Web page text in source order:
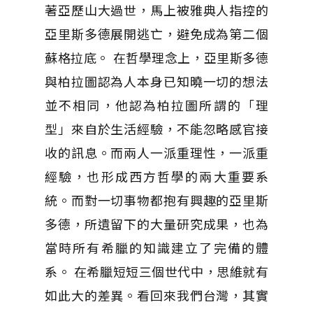
著亞歷山大過世，馬上被雅典人指控的
亞里斯多德展開逃亡，避免成為第二個
蘇格拉底。 在哲學理念上，亞里斯多德
與柏拉圖認為人本身已知曉一切的想法
並不相同，他認為柏拉圖所謂的「理
型」來自於生活經驗，不能忽略感官接
收的訊息。而兩人一派重理性，一派重
經驗，也形成西方哲學的兩大重要系
統。而對一切事物都抱有興趣的亞里斯
多德，所遺留下的大量研究成果，也為
當時所有希臘的知識建立了完備的體
系。 在希臘短短三個世代中，思維就有
如此大的差異。看回來我們台灣，其實